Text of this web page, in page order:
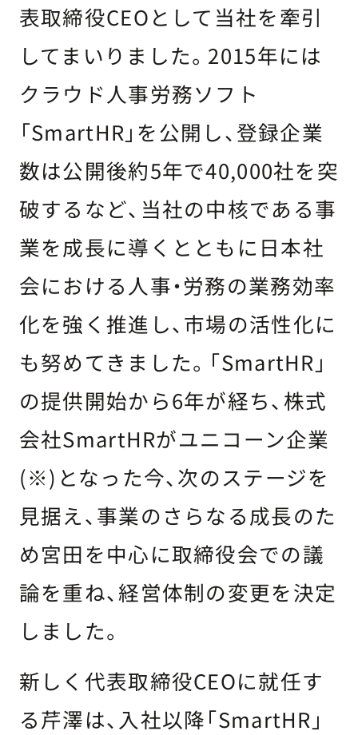
表取締役CEOとして当社を牽引
してまいりました。2015年には
クラウド人事労務ソフト
「SmartHR」を公開し、登録企業
数は公開後約5年で40,000社を突
破するなど、当社の中核である事
業を成長に導くとともに日本社
会における人事・労務の業務効率
化を強く推進し、市場の活性化に
も努めてきました。「SmartHR」
の提供開始から6年が経ち、株式
会社SmartHRがユニコーン企業
(※)となった今、次のステージを
見据え、事業のさらなる成長のた
め宮田を中心に取締役会での議
論を重ね、経営体制の変更を決定
しました。
新しく代表取締役CEOに就任す
る芹澤は、入社以降「SmartHR」